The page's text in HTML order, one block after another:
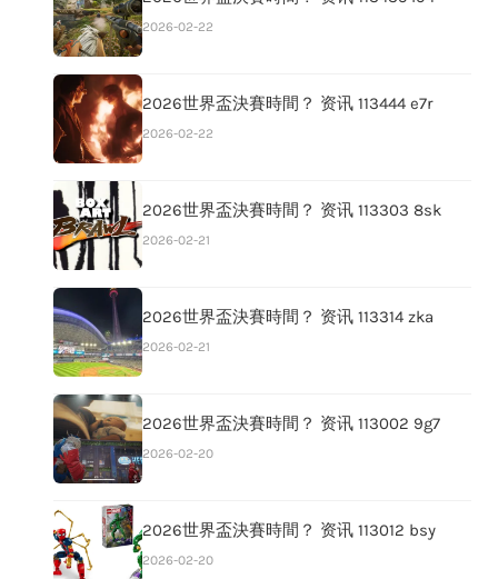
2026-02-22
2026世界盃決賽時間？ 资讯 113444 e7r
2026-02-22
2026世界盃決賽時間？ 资讯 113303 8sk
2026-02-21
2026世界盃決賽時間？ 资讯 113314 zka
2026-02-21
2026世界盃決賽時間？ 资讯 113002 9g7
2026-02-20
2026世界盃決賽時間？ 资讯 113012 bsy
2026-02-20